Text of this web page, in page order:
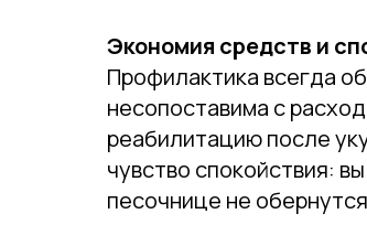
Экономия средств и
Профилактика всегда
несопоставима с
реабилитацию после
чувство спокойствия:
песочнице не